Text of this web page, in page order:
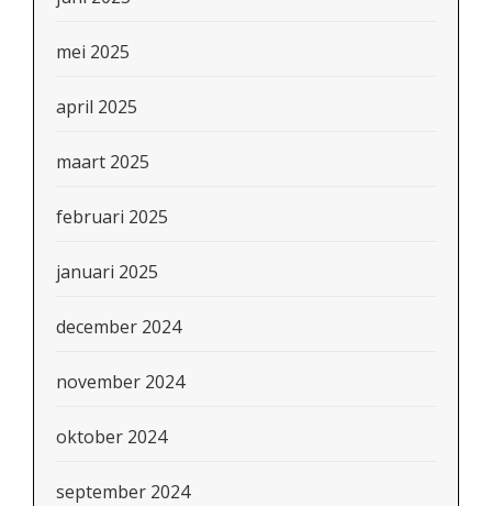
mei 2025
april 2025
maart 2025
februari 2025
januari 2025
december 2024
november 2024
oktober 2024
september 2024